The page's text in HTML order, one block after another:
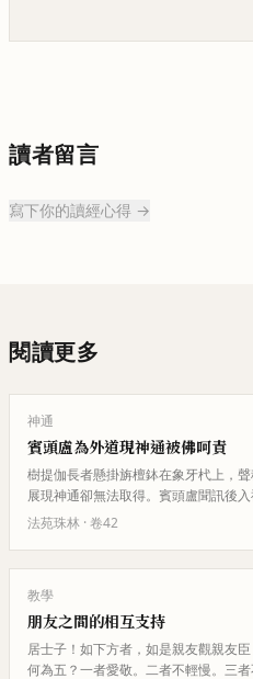
讀者留言
寫下你的讀經心得 →
閱讀更多
神通
賓頭盧為外道現神通被佛呵責
樹提伽長者懸掛旃檀鉢在象牙杙上，
展現神通卻無法取得。賓頭盧聞訊後
佛聞此事呵責賓頭盧不應為外道…
法苑珠林 · 卷42
教學
朋友之間的相互支持
居士子！如下方者，如是親友觀親友
何為五？一者愛敬。二者不輕慢。三